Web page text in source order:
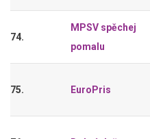
74.
MPSV spěchej
pomalu
75. EuroPris